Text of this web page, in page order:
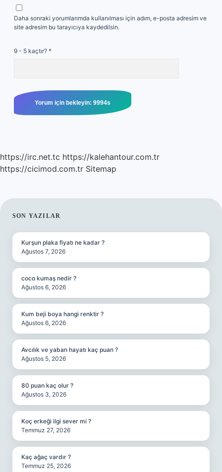
Daha sonraki yorumlarımda kullanılması için adım, e-posta adresim ve
site adresim bu tarayıcıya kaydedilsin.
9 - 5 kaçtır? *
https://irc.net.tc https://kalehantour.com.tr
https://cicimod.com.tr Sitemap
SIDEBAR
SON YAZILAR
Kurşun plaka fiyatı ne kadar ?
Ağustos 7, 2026
coco kumaş nedir ?
Ağustos 6, 2026
Kum beji boya hangi renktir ?
Ağustos 6, 2026
Avcılık ve yaban hayatı kaç puan ?
Ağustos 5, 2026
80 puan kaç olur ?
Ağustos 3, 2026
Koç erkeği ilgi sever mi ?
Temmuz 27, 2026
Kaç ağaç vardır ?
Temmuz 25, 2026